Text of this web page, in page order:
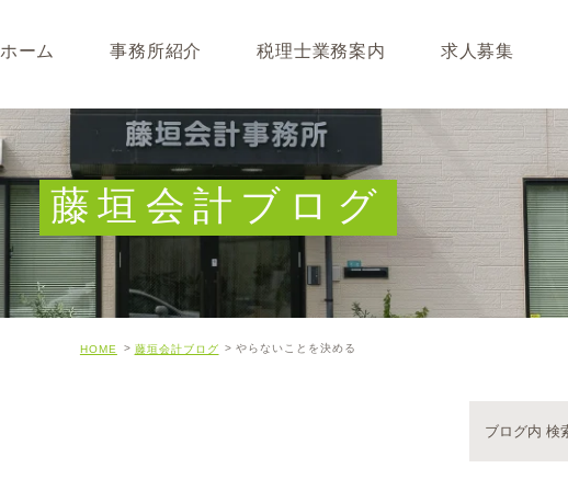
ホーム 事務所紹介
事務所･スタッフ紹介
求人募集
税理士業務案内
なぜ税理士が必要なのか
キャッシュフロー経営について
開業･経営支援について
相続について･事業承継について
求人募集
藤垣会計ブログ
HOME 藤垣会計ブログ やらないことを決める